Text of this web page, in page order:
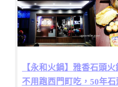
【永和火鍋】雅香石頭火
不用跑西門町吃，50年